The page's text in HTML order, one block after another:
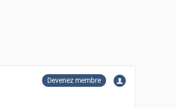
Devenez membre